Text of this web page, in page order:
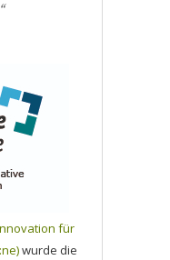
für
wurde die